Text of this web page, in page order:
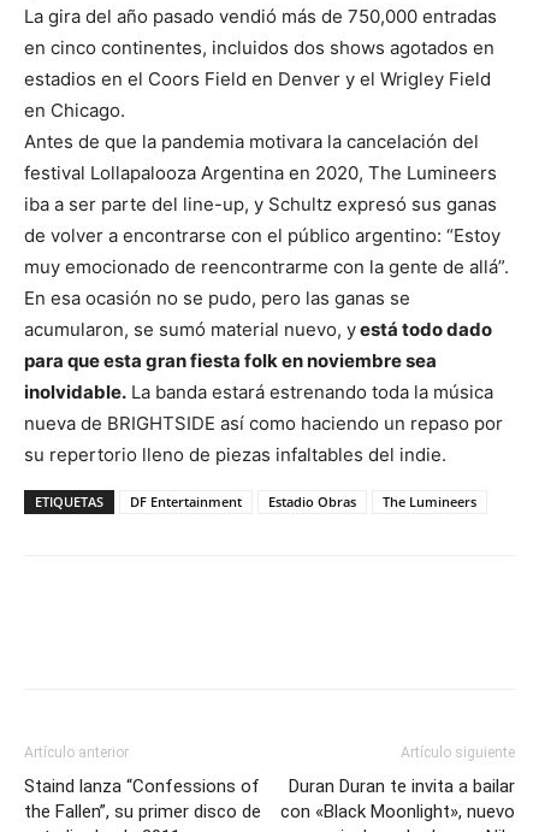
La gira del año pasado vendió más de 750,000 entradas
en cinco continentes, incluidos dos shows agotados en
estadios en el Coors Field en Denver y el Wrigley Field
en Chicago.
Antes de que la pandemia motivara la cancelación del
festival Lollapalooza Argentina en 2020, The Lumineers
iba a ser parte del line-up, y Schultz expresó sus ganas
de volver a encontrarse con el público argentino: “Estoy
muy emocionado de reencontrarme con la gente de allá”.
En esa ocasión no se pudo, pero las ganas se
acumularon, se sumó material nuevo, yestá todo dado
para que esta gran fiesta folk en noviembre sea
inolvidable. La banda estará estrenando toda la música
nueva de BRIGHTSIDE así como haciendo un repaso por
su repertorio lleno de piezas infaltables del indie.
ETIQUETAS DF Entertainment Estadio Obras The Lumineers
Artículo anterior
Staind lanza “Confessions of
the Fallen”, su primer disco de
Artículo siguiente
Duran Duran te invita a bailar
con «Black Moonlight», nuevo